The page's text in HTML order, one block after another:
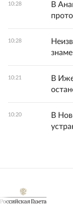
10:28
В
10:28
10:21
В
10:20
В